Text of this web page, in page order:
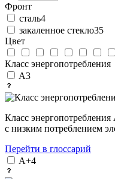
Фронт
сталь4
закаленное стекло35
Цвет
Класс энергопотребления
A3
Класс
с низким потреблением
Перейти в глоссарий
A+4